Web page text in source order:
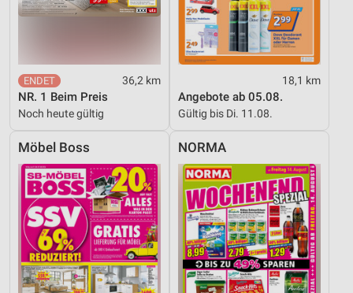
36,2 km
NR. 1 Beim Preis
Noch heute gültig
18,1 km
Angebote ab 05.08.
Gültig bis Di. 11.08.
Möbel Boss NORMA
Verwendung reduzierter Daten zur Auswahl von
Werbeanzeigen
Erstellung von Profilen für personalisierte
Werbung
Verwendung von Profilen zur Auswahl
personalisierter Werbung
Erstellung von Profilen zur Personalisierung
Verwendung von Profilen zur Auswahl
personalisierter Inhalte
Messung der Werbeleistung
Messung der Performance von Inhalten